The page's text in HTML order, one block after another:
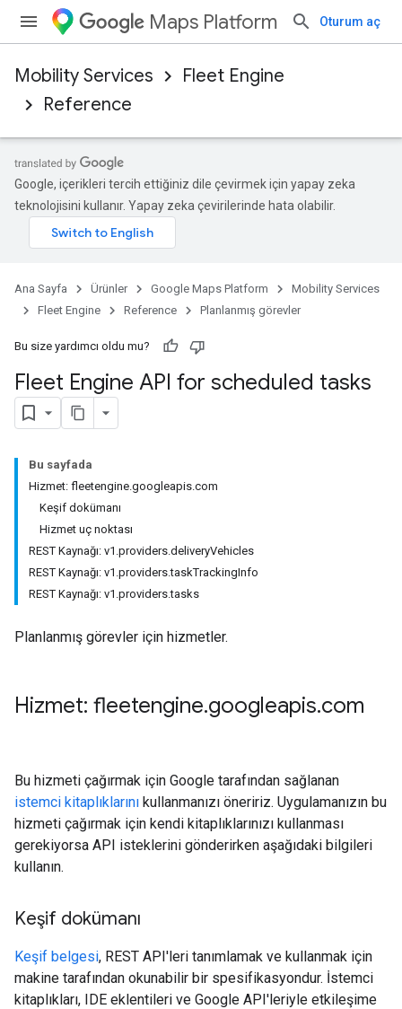
Maps Platform Oturum aç
Mobility Services
Fleet Engine
Reference
Google, içerikleri tercih ettiğiniz dile çevirmek için yapay zeka
teknolojisini kullanır. Yapay zeka çevirilerinde hata olabilir.
Ana Sayfa Ürünler Google Maps Platform
Mobility Services
Fleet Engine
Reference Planlanmış görevler
Bu size yardımcı oldu mu?
Fleet Engine API for scheduled tasks
Bu sayfada
Hizmet: fleetengine.googleapis.com
Keşif dokümanı
Hizmet uç noktası
REST Kaynağı: v1.providers.deliveryVehicles
REST Kaynağı: v1.providers.taskTrackingInfo
REST Kaynağı: v1.providers.tasks
Planlanmış görevler için hizmetler.
Hizmet: fleetengine.googleapis.com
Bu hizmeti çağırmak için Google tarafından sağlanan
istemci kitaplıklarını kullanmanızı öneririz. Uygulamanızın bu
hizmeti çağırmak için kendi kitaplıklarınızı kullanması
gerekiyorsa API isteklerini gönderirken aşağıdaki bilgileri
kullanın.
Keşif dokümanı
Keşif belgesi, REST API'leri tanımlamak ve kullanmak için
makine tarafından okunabilir bir spesifikasyondur. İstemci
kitaplıkları, IDE eklentileri ve Google API'leriyle etkileşime